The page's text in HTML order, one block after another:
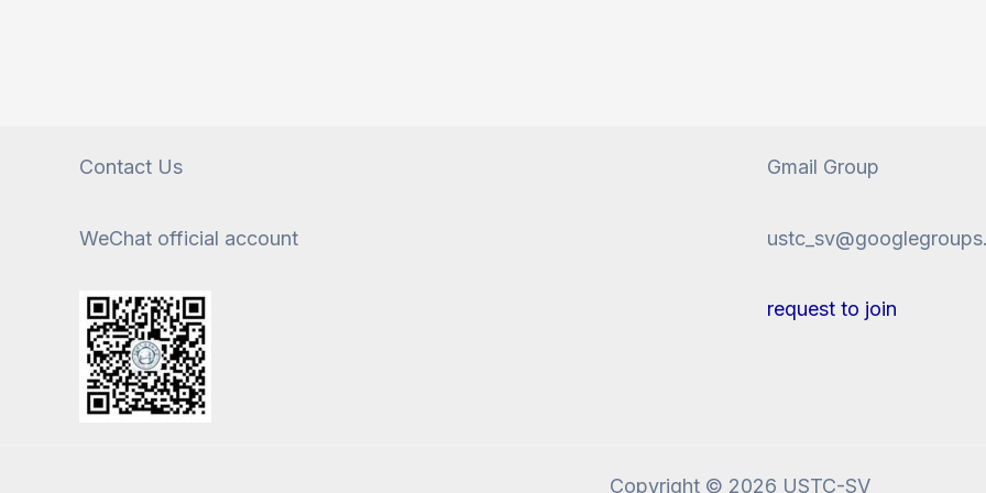
Contact Us
WeChat official account
Gmail Group
request to join
Copyright © 2026 USTC-SV